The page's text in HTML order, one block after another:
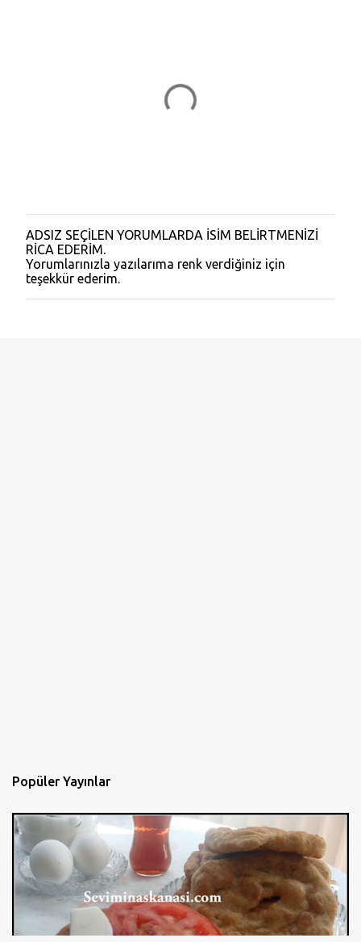
Y
o
r
u
m
ADSIZ SEÇİLEN YORUMLARDA İSİM BELİRTMENİZİ
RİCA EDERİM.
Yorumlarınızla yazılarıma renk verdiğiniz için
teşekkür ederim.
Popüler Yayınlar